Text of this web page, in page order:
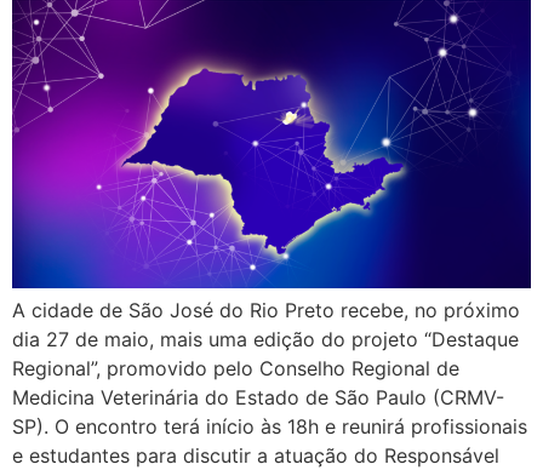
A cidade de São José do Rio Preto recebe, no próximo
dia 27 de maio, mais uma edição do projeto “Destaque
Regional”, promovido pelo Conselho Regional de
Medicina Veterinária do Estado de São Paulo (CRMV-
SP). O encontro terá início às 18h e reunirá profissionais
e estudantes para discutir a atuação do Responsável